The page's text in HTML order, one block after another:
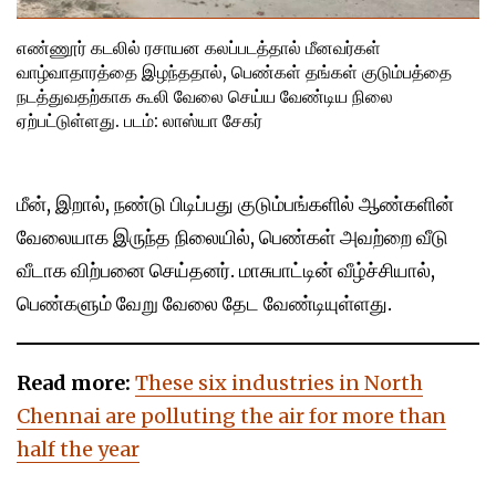
எண்ணூர் கடலில் ரசாயன கலப்படத்தால் மீனவர்கள்
வாழ்வாதாரத்தை இழந்ததால், பெண்கள் தங்கள் குடும்பத்தை
நடத்துவதற்காக கூலி வேலை செய்ய வேண்டிய நிலை
ஏற்பட்டுள்ளது. படம்: லாஸ்யா சேகர்
மீன், இறால், நண்டு பிடிப்பது குடும்பங்களில் ஆண்களின்
வேலையாக இருந்த நிலையில், பெண்கள் அவற்றை வீடு
வீடாக விற்பனை செய்தனர். மாசுபாட்டின் வீழ்ச்சியால்,
பெண்களும் வேறு வேலை தேட வேண்டியுள்ளது.
Read more: These six industries in North
Chennai are polluting the air for more than
half the year